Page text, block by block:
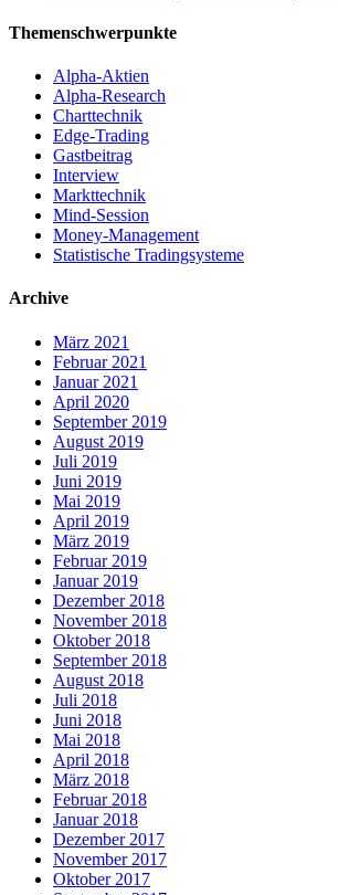
Themenschwerpunkte
Alpha-Aktien
Alpha-Research
Charttechnik
Edge-Trading
Gastbeitrag
Interview
Markttechnik
Mind-Session
Money-Management
Statistische Tradingsysteme
Archive
März 2021
Februar 2021
Januar 2021
April 2020
September 2019
August 2019
Juli 2019
Juni 2019
Mai 2019
April 2019
März 2019
Februar 2019
Januar 2019
Dezember 2018
November 2018
Oktober 2018
September 2018
August 2018
Juli 2018
Juni 2018
Mai 2018
April 2018
März 2018
Februar 2018
Januar 2018
Dezember 2017
November 2017
Oktober 2017